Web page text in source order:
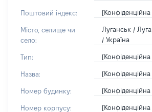
Поштовий індекс:
Місто, селище чи
село:
Луганськ /
/ Україна
Тип:
Назва:
Номер будинку:
Номер корпусу: